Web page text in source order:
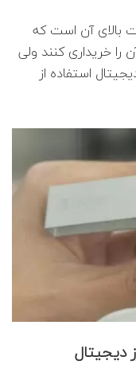
بالای آن است که
را خریداری کنند ولی
استفاده از